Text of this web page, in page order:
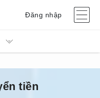
Đăng nhập
tiền